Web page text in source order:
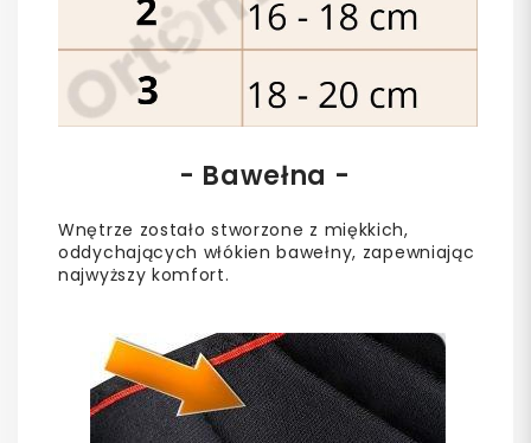
- Bawełna -
Wnętrze zostało stworzone z miękkich,
oddychających włókien bawełny, zapewniając
najwyższy komfort.